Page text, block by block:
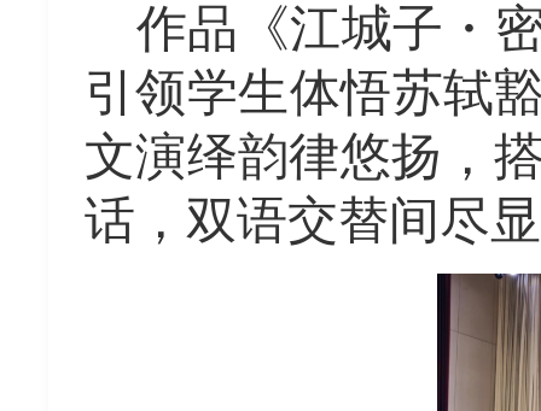
作品《江城子・
引领学生体悟苏轼
文演绎韵律悠扬，
话，双语交替间尽